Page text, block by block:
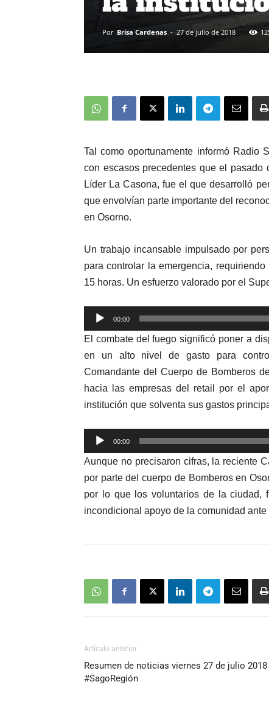
Por Brisa Cardenas - 27 de julio de 2018
Tal como oportunamente informó Radio
con escasos precedentes que el pasado
Líder La Casona, fue el que desarrolló
que envolvían parte importante del
en Osorno.
Un trabajo incansable impulsado por
para controlar la emergencia,
15 horas. Un esfuerzo valorado por el
Reproductor
de
audio
00:00
El combate del fuego significó poner a
en un alto nivel de gasto para
Comandante del Cuerpo de Bomberos
hacia las empresas del retail por el
institución que solventa sus gastos
Reproductor
de
audio
00:00
Aunque no precisaron cifras, la reciente
por parte del cuerpo de Bomberos en
por lo que los voluntarios de la ciudad,
incondicional apoyo de la comunidad
Artículo anterior
Resumen de noticias viernes 27 de julio 2018
#SagoRegión